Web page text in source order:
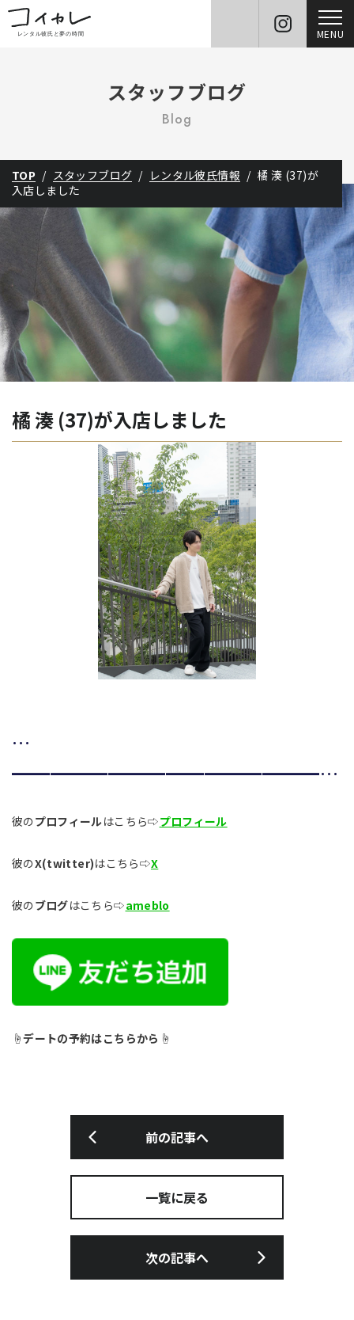
MENU
スタッフブログ
Blog
TOP スタッフブログ レンタル彼氏情報
橘 湊 (37)が
入店しました
橘 湊 (37)が入店しました
…
━━━━━━━━━━━━━━━━…
彼の プロフィールはこちら⇨プロフィール
彼のX(twitter)はこちら⇨X
彼の ブログはこちら⇨ameblo
☝︎デートの予約はこちらから ☝︎
前の記事へ
一覧に戻る
次の記事へ